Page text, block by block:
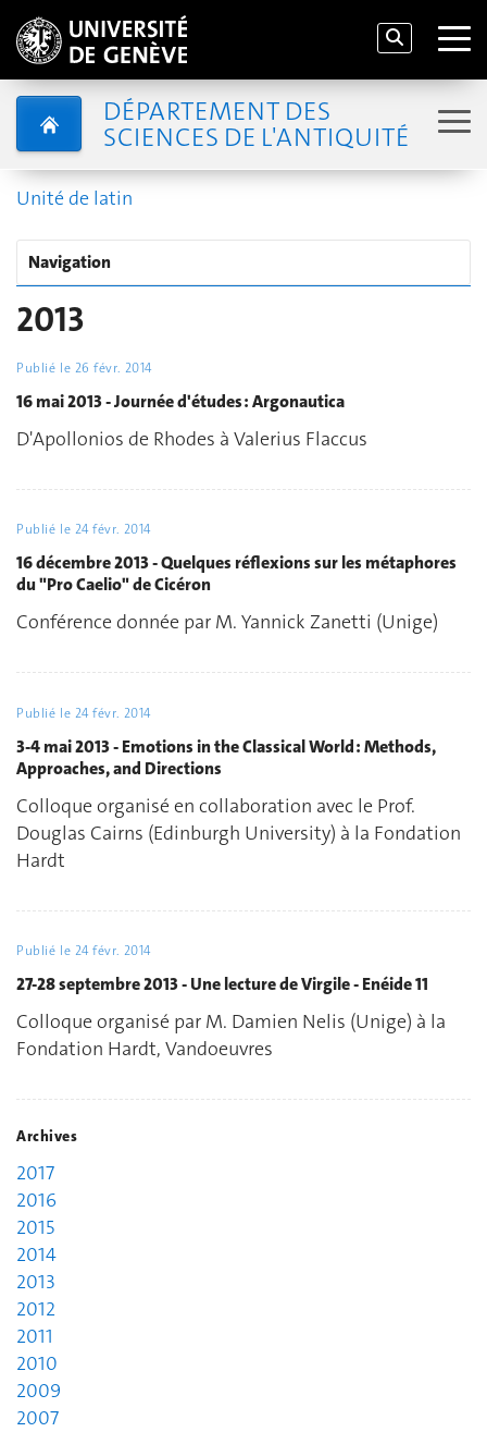
DÉPARTEMENT DES
SCIENCES DE L'ANTIQUITÉ
Unité de latin
Navigation
2013
Publié le 26 févr. 2014
16 mai 2013 - Journée d'études : Argonautica
D'Apollonios de Rhodes à Valerius Flaccus
Publié le 24 févr. 2014
16 décembre 2013 - Quelques réflexions sur les métaphores
du "Pro Caelio" de Cicéron
Conférence donnée par M. Yannick Zanetti (Unige)
Publié le 24 févr. 2014
3-4 mai 2013 - Emotions in the Classical World : Methods,
Approaches, and Directions
Colloque organisé en collaboration avec le Prof.
Douglas Cairns (Edinburgh University) à la Fondation
Hardt
Publié le 24 févr. 2014
27-28 septembre 2013 - Une lecture de Virgile - Enéide 11
Colloque organisé par M. Damien Nelis (Unige) à la
Fondation Hardt, Vandoeuvres
Archives
2017
2016
2015
2014
2013
2012
2011
2010
2009
2007